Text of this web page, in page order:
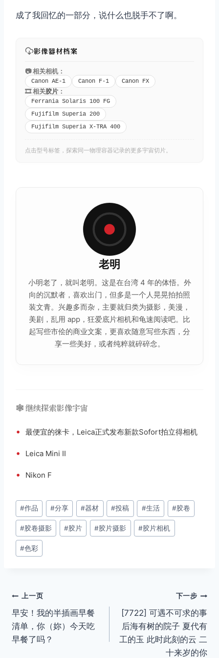
成了我回忆的一部分，说什么也脱手不了啊。
影像器材档案
📷 相关相机：
Canon AE-1 Canon F-1 Canon FX
🎞️ 相关胶片 ：
Ferrania Solaris 100 FG
Fujifilm Superia 200
Fujifilm Superia X-TRA 400
点击型号标签，探索同一物理容器记录的更多宇宙切片。
老明
小明老了，就叫老明。这是在台湾 4 年的体悟。外
向的沉默者，喜欢出门，但多是一个人晃晃拍拍照
装文青。兴趣多而杂，主要就归类为摄影，美漫，
美剧，乱用 app，狂爱底片相机和龟速阅读吧。比
起写些市侩的商业文案，更喜欢随意写些东西， 分
享一些美好，或者纯粹就碎碎念。
🕸️ 继续探索影像宇宙
• 最便宜的徕卡，Leica正式发布新款Sofort拍立得相机
• Leica Mini II
• Nikon F
文
章
标
签：
#作品 #分享 #器材 #投稿 #生活 #胶卷
#胶卷摄影 #胶片 #胶片摄影 #胶片相机
#色彩
文
章
导
上一页
早安！我的半插画早餐
清单，你（妳）今天吃
早餐了吗？
下一步
[7722] 可遇不可求的事
后海有树的院子 夏代有
工的玉 此时此刻的云 二
十来岁的你